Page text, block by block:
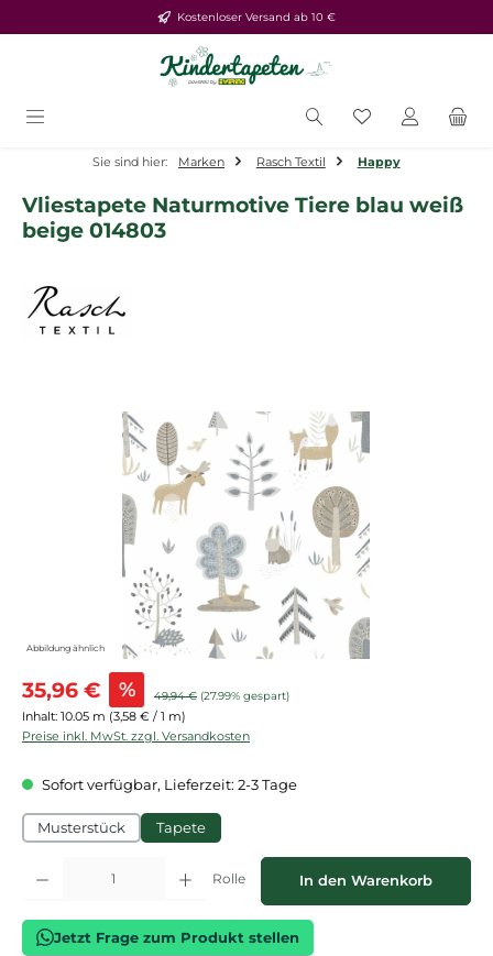
Zum Hauptinhalt springenKostenloser Versand ab 10 €
Du hast 0
Sie sind hier: Marken Rasch Textil Happy
Vliestapete Naturmotive Tiere blau weiß
beige 014803
Bildergalerie überspringen
Abbildung ähnlich
Verkaufspreis:
35,96 € % Regulärer Preis:
49,94 € (27.99% gespart)
Inhalt: 10.05 m (3,58 € / 1 m)
Preise inkl. MwSt. zzgl. Versandkosten
Sofort verfügbar, Lieferzeit: 2-3 Tage
Musterstück Tapete
Produkt Anzahl: Gib den gewünschten Wert ein oder benutze die
Rolle In den Warenkorb
Jetzt Frage zum Produkt stellen